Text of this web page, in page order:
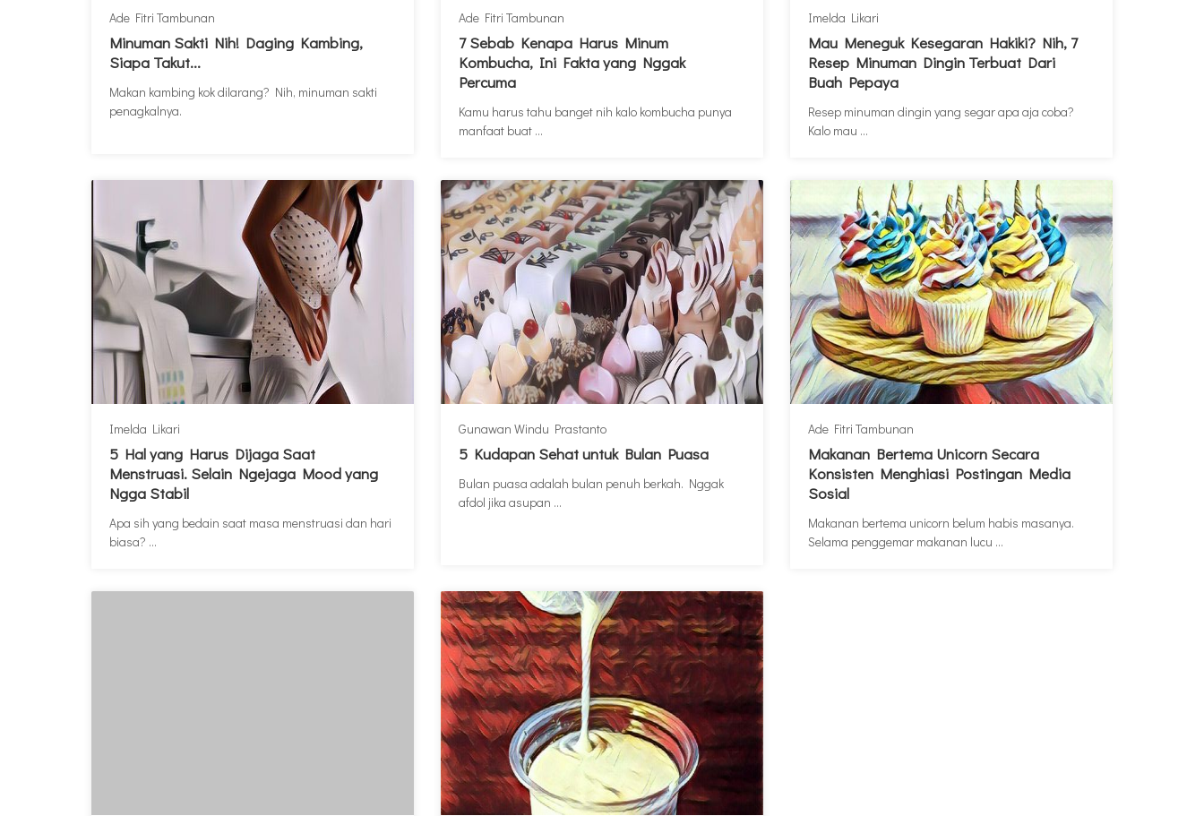
Ade Fitri Tambunan
Minuman Sakti Nih! Daging Kambing,
Siapa Takut...
Makan kambing kok dilarang? Nih, minuman sakti
penagkalnya.
Ade Fitri Tambunan
7 Sebab Kenapa Harus Minum
Kombucha, Ini Fakta yang Nggak
Percuma
Kamu harus tahu banget nih kalo kombucha punya
manfaat buat ...
Imelda Likari
Mau Meneguk Kesegaran Hakiki? Nih, 7
Resep Minuman Dingin Terbuat Dari
Buah Pepaya
Resep minuman dingin yang segar apa aja coba?
Kalo mau ...
Imelda Likari
5 Hal yang Harus Dijaga Saat
Menstruasi. Selain Ngejaga Mood yang
Ngga Stabil
Apa sih yang bedain saat masa menstruasi dan hari
biasa? ...
Gunawan Windu Prastanto
5 Kudapan Sehat untuk Bulan Puasa
Bulan puasa adalah bulan penuh berkah. Nggak
afdol jika asupan ...
Ade Fitri Tambunan
Makanan Bertema Unicorn Secara
Konsisten Menghiasi Postingan Media
Sosial
Makanan bertema unicorn belum habis masanya.
Selama penggemar makanan lucu ...